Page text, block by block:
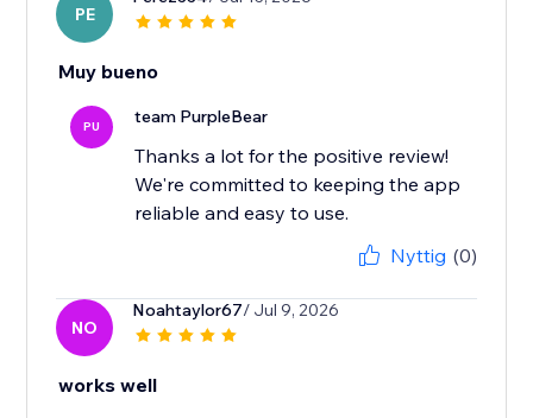
PE
Muy bueno
PU team PurpleBear
Thanks a lot for the positive review!
We're committed to keeping the app
reliable and easy to use.
Nyttig (0)
NO
Noahtaylor67/ Jul 9, 2026
works well